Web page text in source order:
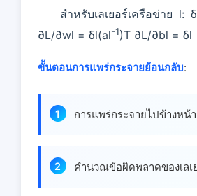
สําหรับเลเยอร์เครือข่าย l:
∂L/∂wl = δl(al-1)T ∂L/∂bl = δl
ขั้นตอนการแพร่กระจายย้อนกลับ:
การแพร่กระจายไปข้างห
คํานวณข้อผิดพลาดของเลเ